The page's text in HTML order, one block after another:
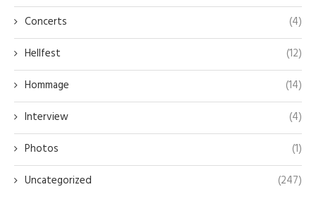
Concerts
(4)
Hellfest
(12)
Hommage
(14)
Interview
(4)
Photos
(1)
Uncategorized
(247)